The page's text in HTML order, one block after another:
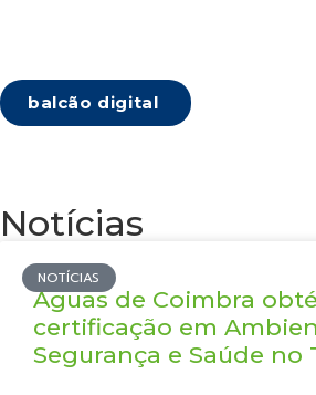
balcão digital
Notícias
NOTÍCIAS
Águas de Coimbra
certificação em
Segurança e Saúde no